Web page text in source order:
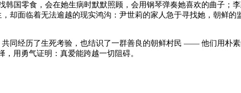
国零食，会在她生病时默默照顾，会用钢琴弹奏她喜欢的曲子；
却面临着无法逾越的现实鸿沟：尹世莉的家人急于寻找她，朝鲜的
同经历了生死考验，也结识了一群善良的朝鲜村民 —— 他们用朴
用勇气证明：真爱能跨越一切阻碍。